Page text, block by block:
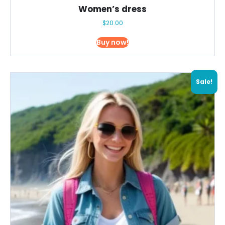
Women’s dress
$20.00
Buy now!
Sale!